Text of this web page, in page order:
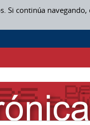
continúa